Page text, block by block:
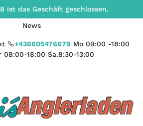
ist das Geschäft geschlossen.
News
+436605476679 Mo 09:00 -18:00
08:00-18:00 Sa.8:30-13:00